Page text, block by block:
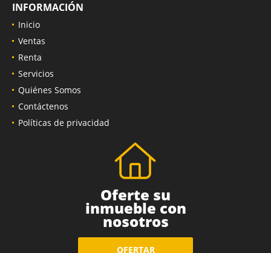
INFORMACIÓN
Inicio
Ventas
Renta
Servicios
Quiénes Somos
Contáctenos
Políticas de privacidad
Oferte su
inmueble con
nosotros
OFERTAR